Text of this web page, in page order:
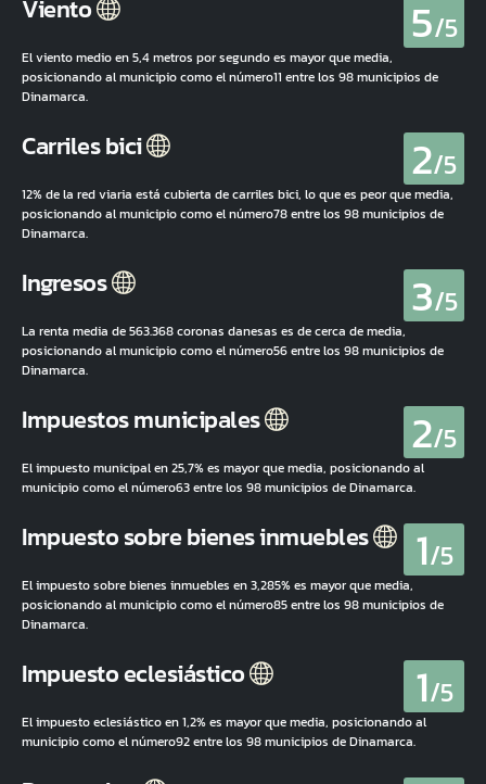
Viento 5/5
El viento medio en 5,4 metros por segundo es mayor que media,
posicionando al municipio como el número11 entre los 98 municipios de
Dinamarca.
Carriles bici 2/5
12% de la red viaria está cubierta de carriles bici, lo que es peor que media,
posicionando al municipio como el número78 entre los 98 municipios de
Dinamarca.
Ingresos 3/5
La renta media de 563.368 coronas danesas es de cerca de media,
posicionando al municipio como el número56 entre los 98 municipios de
Dinamarca.
Impuestos municipales 2/5
El impuesto municipal en 25,7% es mayor que media, posicionando al
municipio como el número63 entre los 98 municipios de Dinamarca.
Impuesto sobre bienes inmuebles 1/5
El impuesto sobre bienes inmuebles en 3,285% es mayor que media,
posicionando al municipio como el número85 entre los 98 municipios de
Dinamarca.
Impuesto eclesiástico 1/5
El impuesto eclesiástico en 1,2% es mayor que media, posicionando al
municipio como el número92 entre los 98 municipios de Dinamarca.